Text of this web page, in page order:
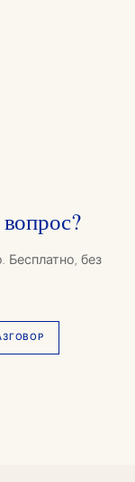
Бесплатно, без